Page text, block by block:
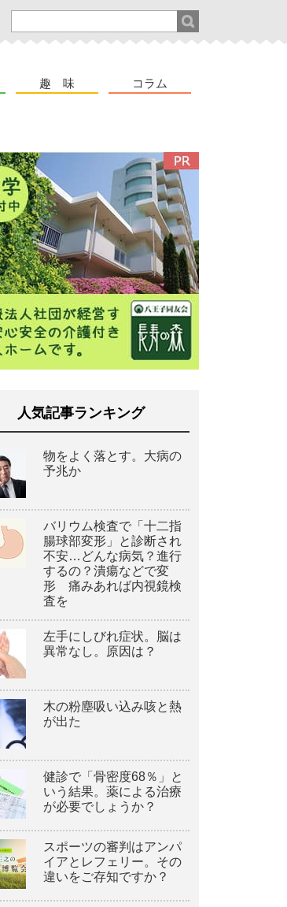
趣 味 コラム
人気記事ランキング
物をよく落とす。大病の
予兆か
バリウム検査で「十二指
腸球部変形」と診断され
不安…どんな病気？進行
するの？潰瘍などで変
形 痛みあれば内視鏡検
査を
左手にしびれ症状。脳は
異常なし。原因は？
木の粉塵吸い込み咳と熱
が出た
健診で「骨密度68％」と
いう結果。薬による治療
が必要でしょうか？
スポーツの審判はアンパ
イアとレフェリー。その
違いをご存知ですか？